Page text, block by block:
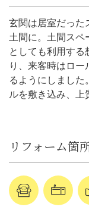
玄関は居室だった
土間に。土間スペ
としても利用する
り、来客時はロー
るようにしました
ルを敷き込み、上
リフォーム箇